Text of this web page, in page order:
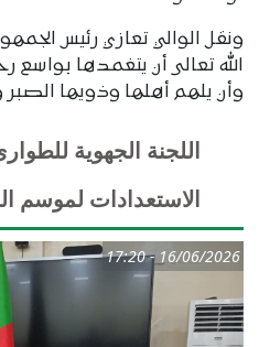
ونقل الوالي تعازي رئيس
الله تعالى أن يتغمدها
وأن يلهم أهلها وذويها الصبر
اللجنة الجهوية
الاستعدادات لموسم
16/06/2026 - 17:20